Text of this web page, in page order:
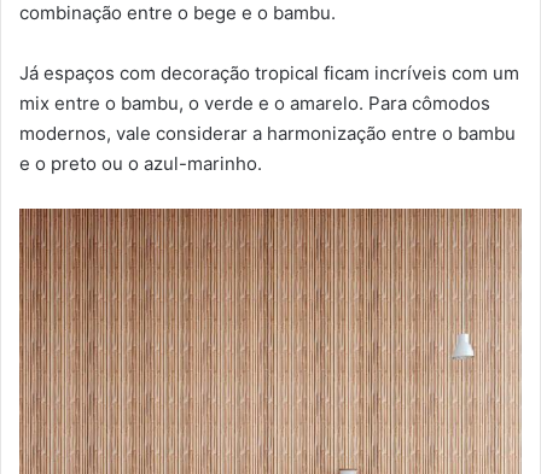
combinação entre o bege e o bambu.
Já espaços com decoração tropical ficam incríveis com um
mix entre o bambu, o verde e o amarelo. Para cômodos
modernos, vale considerar a harmonização entre o bambu
e o preto ou o azul-marinho.